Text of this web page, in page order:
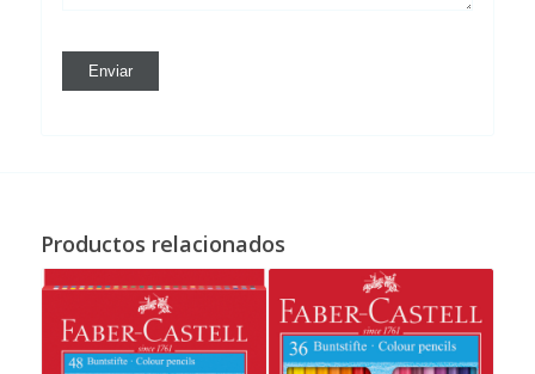
Productos relacionados